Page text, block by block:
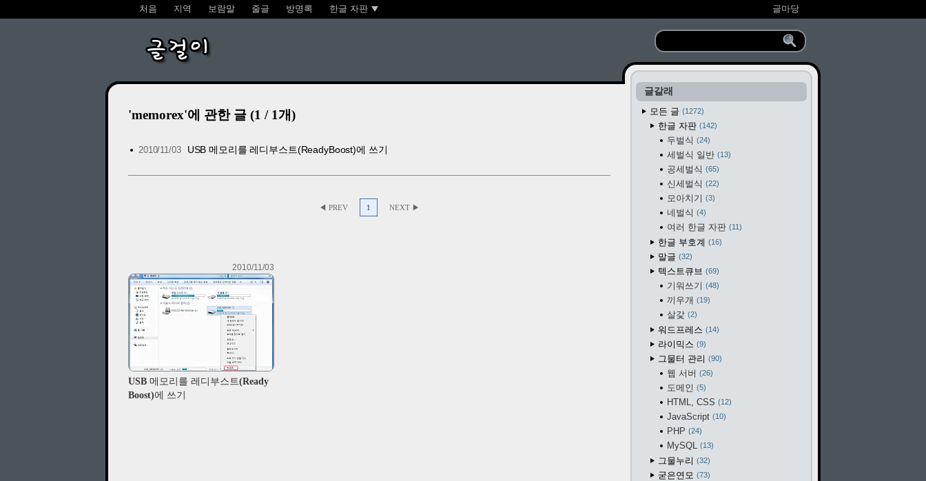
처음 지역 보람말 줄글 방명록 한글 자판 글마당
글걸이
'memorex'에 관한 글 (1 / 1개)
2010/11/03 USB 메모리를 레디부스트(ReadyBoost)에 쓰기
◀ PREV 1 NEXT ▶
2010/11/03
USB 메모리를 레디부스트(Ready
Boost)에 쓰기
글갈래
모든 글
1272
한글 자판 142
두벌식 24
세벌식 일반 13
공세벌식 65
신세벌식 22
모아치기 3
네벌식 4
여러 한글 자판 11
한글 부호계 16
말글 32
텍스트큐브 69
기워쓰기 48
끼우개 19
살갗 2
워드프레스 14
라이믹스 9
그물터 관리 90
웹 서버 26
도메인 5
HTML, CSS 12
JavaScript 10
PHP 24
MySQL 13
그물누리 32
굳은연모 73